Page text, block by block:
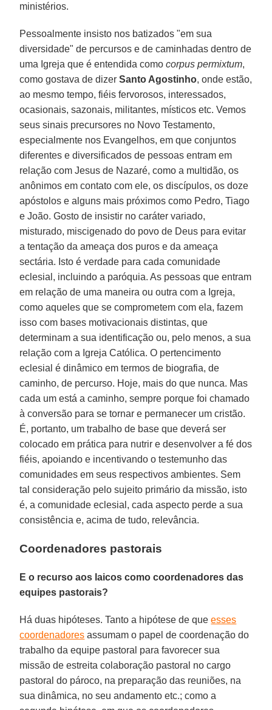
ministérios.
Pessoalmente insisto nos batizados "em sua
diversidade" de percursos e de caminhadas dentro de
uma Igreja que é entendida comocorpus permixtum,
como gostava de dizerSanto Agostinho, onde estão,
ao mesmo tempo, fiéis fervorosos, interessados,
ocasionais, sazonais, militantes, místicos etc. Vemos
seus sinais precursores no Novo Testamento,
especialmente nos Evangelhos, em que conjuntos
diferentes e diversificados de pessoas entram em
relação com Jesus de Nazaré, como a multidão, os
anônimos em contato com ele, os discípulos, os doze
apóstolos e alguns mais próximos como Pedro, Tiago
e João. Gosto de insistir no caráter variado,
misturado, miscigenado do povo de Deus para evitar
a tentação da ameaça dos puros e da ameaça
sectária. Isto é verdade para cada comunidade
eclesial, incluindo a paróquia. As pessoas que entram
em relação de uma maneira ou outra com a Igreja,
como aqueles que se comprometem com ela, fazem
isso com bases motivacionais distintas, que
determinam a sua identificação ou, pelo menos, a sua
relação com a Igreja Católica. O pertencimento
eclesial é dinâmico em termos de biografia, de
caminho, de percurso. Hoje, mais do que nunca. Mas
cada um está a caminho, sempre porque foi chamado
à conversão para se tornar e permanecer um cristão.
É, portanto, um trabalho de base que deverá ser
colocado em prática para nutrir e desenvolver a fé dos
fiéis, apoiando e incentivando o testemunho das
comunidades em seus respectivos ambientes. Sem
tal consideração pelo sujeito primário da missão, isto
é, a comunidade eclesial, cada aspecto perde a sua
consistência e, acima de tudo, relevância.
Coordenadores pastorais
E o recurso aos laicos como coordenadores das
equipes pastorais?
Há duas hipóteses. Tanto a hipótese de queesses
coordenadores assumam o papel de coordenação do
trabalho da equipe pastoral para favorecer sua
missão de estreita colaboração pastoral no cargo
pastoral do pároco, na preparação das reuniões, na
sua dinâmica, no seu andamento etc.; como a